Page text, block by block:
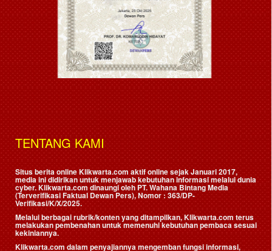
TENTANG KAMI
Situs berita online Klikwarta.com aktif online sejak Januari 2017,
media ini didirikan untuk menjawab kebutuhan informasi melalui dunia
cyber. Klikwarta.com dinaungi oleh PT. Wahana Bintang Media
(Terverifikasi Faktual Dewan Pers), Nomor : 363/DP-
Verifikasi/K/X/2025.
Melalui berbagai rubrik/konten yang ditampilkan, Klikwarta.com terus
melakukan pembenahan untuk memenuhi kebutuhan pembaca sesuai
kekiniannya.
Klikwarta.com dalam penyajiannya mengemban fungsi informasi,